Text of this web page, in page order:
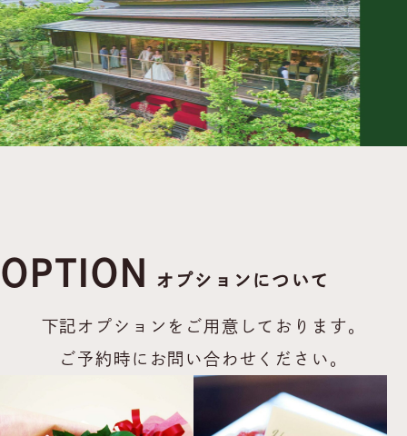
OPTION オプションについて
下記オプションをご用意しております。
ご予約時にお問い合わせください。